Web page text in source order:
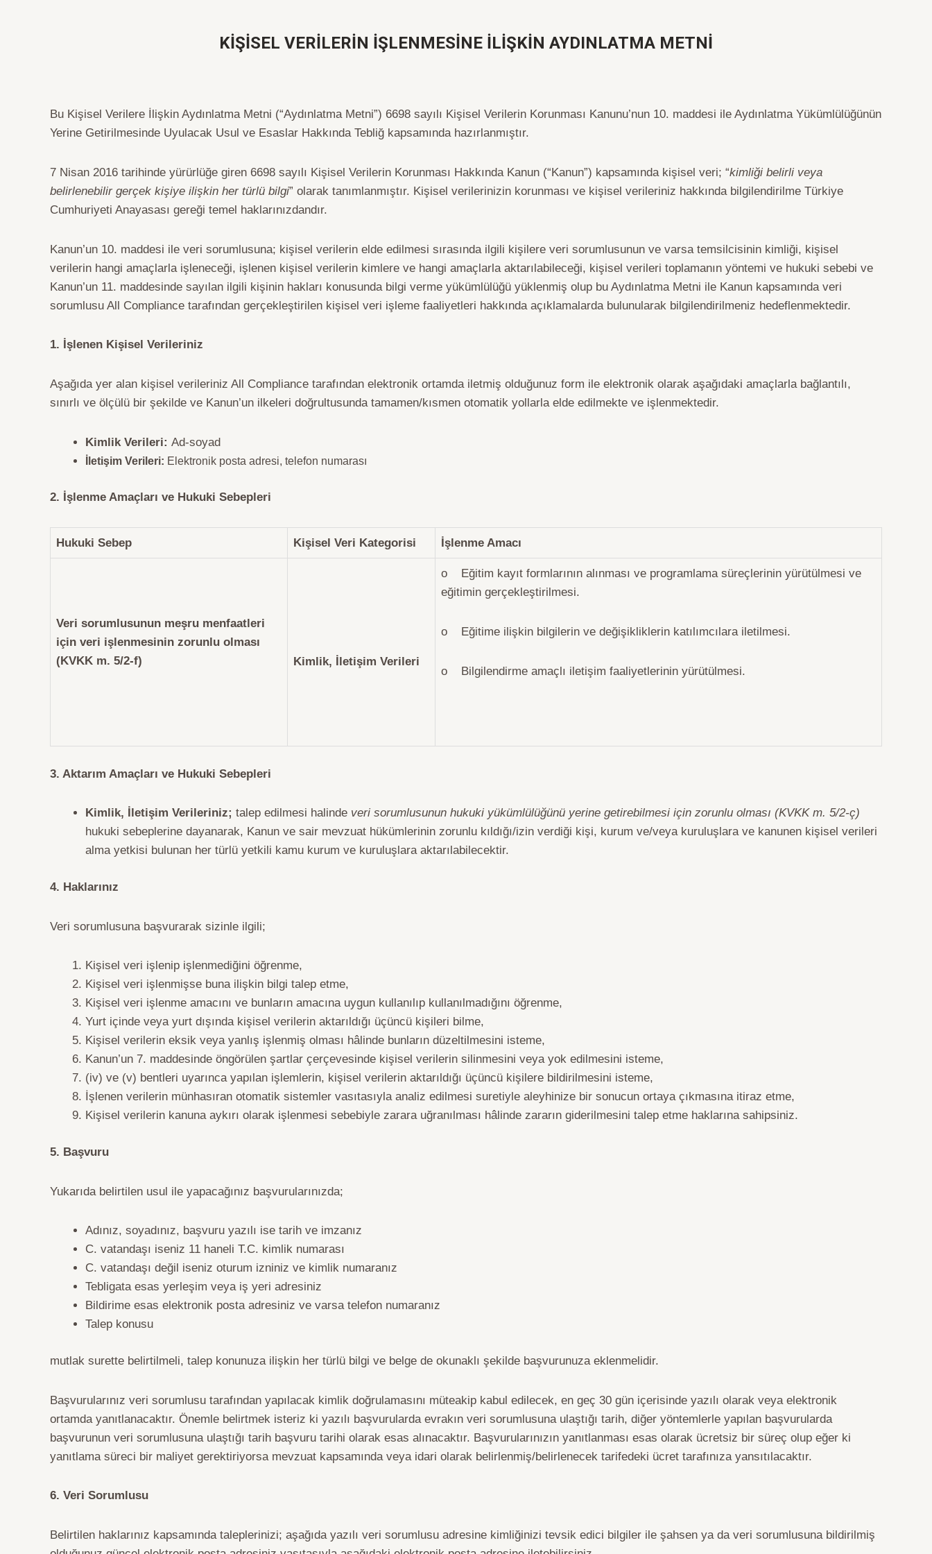
KİŞİSEL VERİLERİN İŞLENMESİNE İLİŞKİN AYDINLATMA METNİ
Bu Kişisel Verilere İlişkin Aydınlatma Metni (“Aydınlatma Metni”) 6698 sayılı Kişisel Verilerin Korunması Kanunu’nun 10. maddesi ile Aydınlatma Yükümlülüğünün
Yerine Getirilmesinde Uyulacak Usul ve Esaslar Hakkında Tebliğ kapsamında hazırlanmıştır.
7 Nisan 2016 tarihinde yürürlüğe giren 6698 sayılı Kişisel Verilerin Korunması Hakkında Kanun (“Kanun”) kapsamında kişisel veri; “kimliği belirli veya
belirlenebilir gerçek kişiye ilişkin her türlü bilgi” olarak tanımlanmıştır. Kişisel verilerinizin korunması ve kişisel verileriniz hakkında bilgilendirilme Türkiye
Cumhuriyeti Anayasası gereği temel haklarınızdandır.
Kanun’un 10. maddesi ile veri sorumlusuna; kişisel verilerin elde edilmesi sırasında ilgili kişilere veri sorumlusunun ve varsa temsilcisinin kimliği, kişisel
verilerin hangi amaçlarla işleneceği, işlenen kişisel verilerin kimlere ve hangi amaçlarla aktarılabileceği, kişisel verileri toplamanın yöntemi ve hukuki sebebi ve
Kanun’un 11. maddesinde sayılan ilgili kişinin hakları konusunda bilgi verme yükümlülüğü yüklenmiş olup bu Aydınlatma Metni ile Kanun kapsamında veri
sorumlusu All Compliance tarafından gerçekleştirilen kişisel veri işleme faaliyetleri hakkında açıklamalarda bulunularak bilgilendirilmeniz hedeflenmektedir.
1. İşlenen Kişisel Verileriniz
Aşağıda yer alan kişisel verileriniz All Compliance tarafından elektronik ortamda iletmiş olduğunuz form ile elektronik olarak aşağıdaki amaçlarla bağlantılı,
sınırlı ve ölçülü bir şekilde ve Kanun’un ilkeleri doğrultusunda tamamen/kısmen otomatik yollarla elde edilmekte ve işlenmektedir.
Kimlik Verileri: Ad-soyad
İletişim Verileri: Elektronik posta adresi, telefon numarası
2. İşlenme Amaçları ve Hukuki Sebepleri
Hukuki Sebep Kişisel Veri Kategorisi İşlenme Amacı
Veri sorumlusunun meşru menfaatleri
için veri işlenmesinin zorunlu olması
(KVKK m. 5/2-f)
Kimlik, İletişim Verileri
o Eğitim kayıt formlarının alınması ve programlama süreçlerinin yürütülmesi ve
eğitimin gerçekleştirilmesi.
o Eğitime ilişkin bilgilerin ve değişikliklerin katılımcılara iletilmesi.
o Bilgilendirme amaçlı iletişim faaliyetlerinin yürütülmesi.
3. Aktarım Amaçları ve Hukuki Sebepleri
Kimlik, İletişim Verileriniz; talep edilmesi halinde veri sorumlusunun hukuki yükümlülüğünü yerine getirebilmesi için zorunlu olması (KVKK m. 5/2-ç)
hukuki sebeplerine dayanarak, Kanun ve sair mevzuat hükümlerinin zorunlu kıldığı/izin verdiği kişi, kurum ve/veya kuruluşlara ve kanunen kişisel verileri
alma yetkisi bulunan her türlü yetkili kamu kurum ve kuruluşlara aktarılabilecektir.
4. Haklarınız
Veri sorumlusuna başvurarak sizinle ilgili;
Kişisel veri işlenip işlenmediğini öğrenme,
Kişisel veri işlenmişse buna ilişkin bilgi talep etme,
Kişisel veri işlenme amacını ve bunların amacına uygun kullanılıp kullanılmadığını öğrenme,
Yurt içinde veya yurt dışında kişisel verilerin aktarıldığı üçüncü kişileri bilme,
Kişisel verilerin eksik veya yanlış işlenmiş olması hâlinde bunların düzeltilmesini isteme,
Kanun’un 7. maddesinde öngörülen şartlar çerçevesinde kişisel verilerin silinmesini veya yok edilmesini isteme,
(iv) ve (v) bentleri uyarınca yapılan işlemlerin, kişisel verilerin aktarıldığı üçüncü kişilere bildirilmesini isteme,
İşlenen verilerin münhasıran otomatik sistemler vasıtasıyla analiz edilmesi suretiyle aleyhinize bir sonucun ortaya çıkmasına itiraz etme,
Kişisel verilerin kanuna aykırı olarak işlenmesi sebebiyle zarara uğranılması hâlinde zararın giderilmesini talep etme haklarına sahipsiniz.
5. Başvuru
Yukarıda belirtilen usul ile yapacağınız başvurularınızda;
Adınız, soyadınız, başvuru yazılı ise tarih ve imzanız
C. vatandaşı iseniz 11 haneli T.C. kimlik numarası
C. vatandaşı değil iseniz oturum izniniz ve kimlik numaranız
Tebligata esas yerleşim veya iş yeri adresiniz
Bildirime esas elektronik posta adresiniz ve varsa telefon numaranız
Talep konusu
mutlak surette belirtilmeli, talep konunuza ilişkin her türlü bilgi ve belge de okunaklı şekilde başvurunuza eklenmelidir.
Başvurularınız veri sorumlusu tarafından yapılacak kimlik doğrulamasını müteakip kabul edilecek, en geç 30 gün içerisinde yazılı olarak veya elektronik
ortamda yanıtlanacaktır. Önemle belirtmek isteriz ki yazılı başvurularda evrakın veri sorumlusuna ulaştığı tarih, diğer yöntemlerle yapılan başvurularda
başvurunun veri sorumlusuna ulaştığı tarih başvuru tarihi olarak esas alınacaktır. Başvurularınızın yanıtlanması esas olarak ücretsiz bir süreç olup eğer ki
yanıtlama süreci bir maliyet gerektiriyorsa mevzuat kapsamında veya idari olarak belirlenmiş/belirlenecek tarifedeki ücret tarafınıza yansıtılacaktır.
6. Veri Sorumlusu
Belirtilen haklarınız kapsamında taleplerinizi; aşağıda yazılı veri sorumlusu adresine kimliğinizi tevsik edici bilgiler ile şahsen ya da veri sorumlusuna bildirilmiş